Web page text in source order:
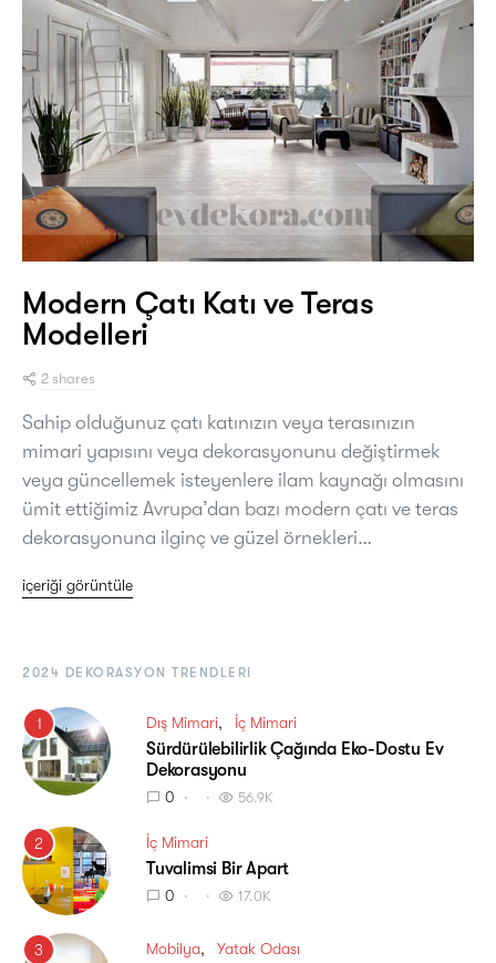
Modern Çatı Katı ve Teras
Modelleri
2 shares
Sahip olduğunuz çatı katınızın veya terasınızın
mimari yapısını veya dekorasyonunu değiştirmek
veya güncellemek isteyenlere ilam kaynağı olmasını
ümit ettiğimiz Avrupa’dan bazı modern çatı ve teras
dekorasyonuna ilginç ve güzel örnekleri…
içeriği görüntüle
2024 DEKORASYON TRENDLERI
1 Dış Mimari İç Mimari
Sürdürülebilirlik Çağında Eko-Dostu Ev
Dekorasyonu
0 56.9K
2 İç Mimari
Tuvalimsi Bir Apart
0 17.0K
3 Mobilya Yatak Odası